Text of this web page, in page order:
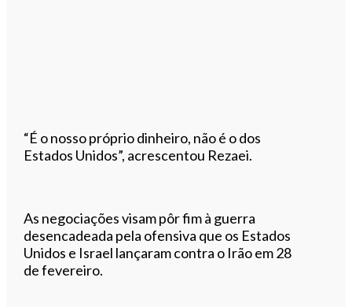
“É o nosso próprio dinheiro, não é o dos
Estados Unidos”, acrescentou Rezaei.
As negociações visam pôr fim à guerra
desencadeada pela ofensiva que os Estados
Unidos e Israel lançaram contra o Irão em 28
de fevereiro.